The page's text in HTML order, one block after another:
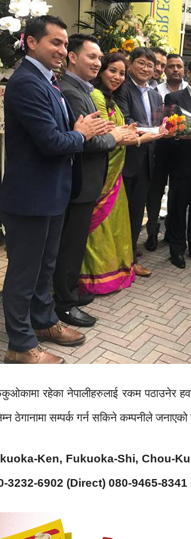
रहेका नेपालीहरुलाई रकम पठाउनेर
ठेगानामा सम्पर्क गर्न सकिने कम्पनीले
Ken, Fukuoka-Shi, Chou-
3232-6902 (Direct) 080-9465-8341